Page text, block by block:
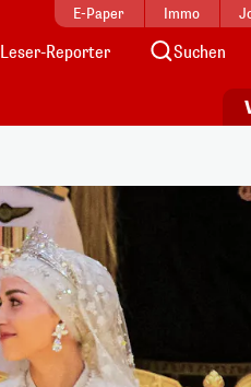
E-Paper Immo
Leser-Reporter Suchen